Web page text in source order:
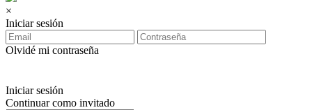
×
Iniciar sesión
Olvidé mi contraseña
Iniciar sesión
Continuar como invitado